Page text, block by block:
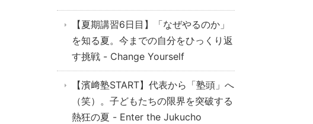
【夏期講習6日目】「なぜやるのか」
を知る夏。今までの自分をひっくり返
す挑戦 - Change Yourself
【濱﨑塾START】代表から「塾頭」へ
（笑）。子どもたちの限界を突破する
熱狂の夏 - Enter the Jukucho